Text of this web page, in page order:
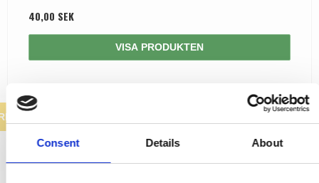
Consent Details About
40,00 SEK
VISA PRODUKTEN